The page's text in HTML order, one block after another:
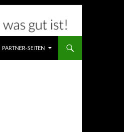
PARTNER-SEITEN